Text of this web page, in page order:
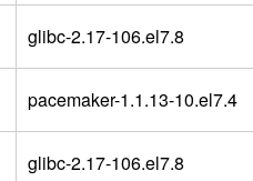
glibc-2.17-106.el7.8
pacemaker-1.1.13-10.el7.4
glibc-2.17-106.el7.8